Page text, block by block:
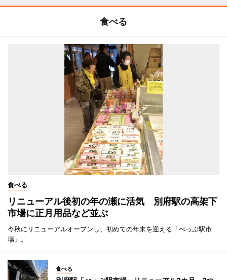
食べる
食べる
リニューアル後初の年の瀬に活気 別府駅の高架下
市場に正月用品など並ぶ
今秋にリニューアルオープンし、初めての年末を迎える「べっぷ駅市
場」。
食べる